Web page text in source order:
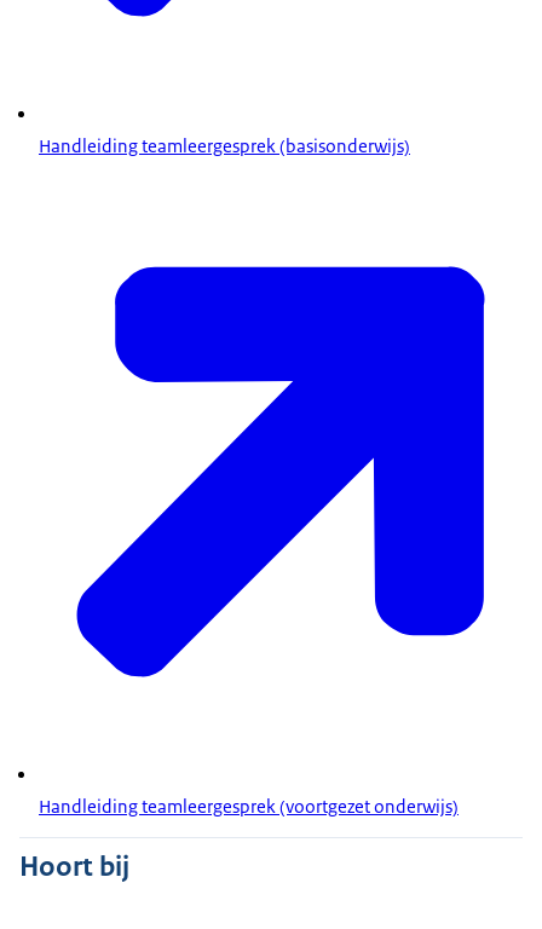
Handleiding teamleergesprek (basisonderwijs)
Handleiding teamleergesprek (voortgezet onderwijs)
Hoort bij